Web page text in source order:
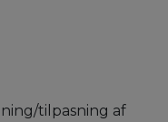
tilpasning af